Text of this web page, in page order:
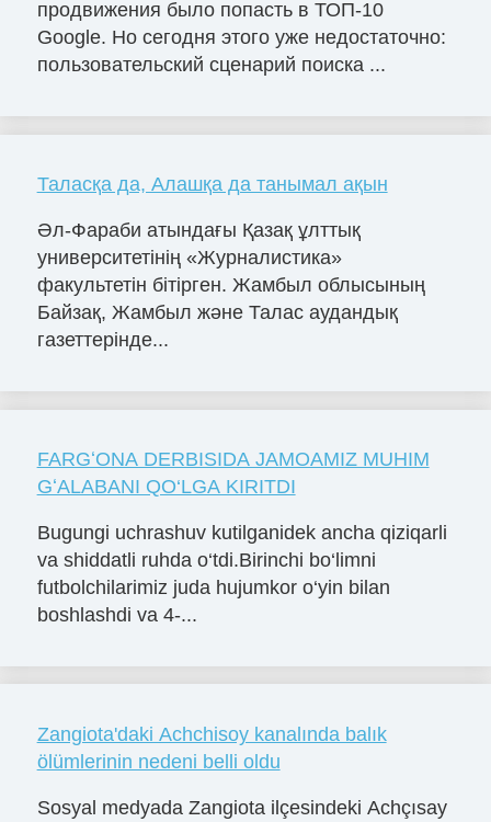
продвижения было попасть в ТОП-10
Google. Но сегодня этого уже недостаточно:
пользовательский сценарий поиска ...
Таласқа да, Алашқа да танымал ақын
Әл-Фараби атындағы Қазақ ұлттық
университетінің «Журналистика»
факультетін бітірген. Жамбыл облысының
Байзақ, Жамбыл және Талас аудандық
газеттерінде...
FARGʻONA DERBISIDA JAMOAMIZ MUHIM
GʻALABANI QO‘LGA KIRITDI
Bugungi uchrashuv kutilganidek ancha qiziqarli
va shiddatli ruhda o‘tdi.Birinchi bo‘limni
futbolchilarimiz juda hujumkor o‘yin bilan
boshlashdi va 4-...
Zangiota'daki Achchisoy kanalında balık
ölümlerinin nedeni belli oldu
Sosyal medyada Zangiota ilçesindeki Achçısay